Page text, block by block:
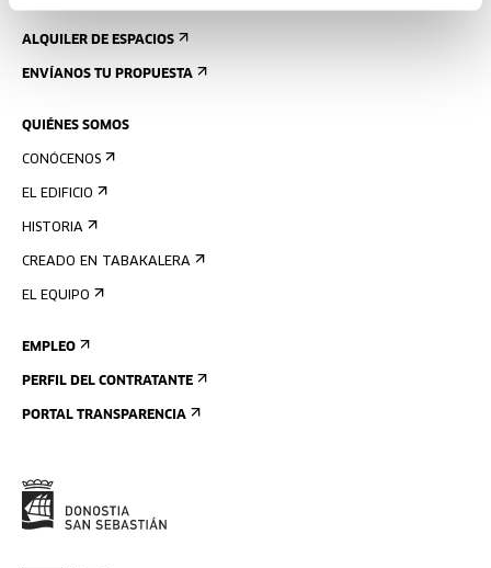
ALQUILER DE ESPACIOS
ENVÍANOS TU PROPUESTA
QUIÉNES SOMOS
CONÓCENOS
EL EDIFICIO
HISTORIA
CREADO EN TABAKALERA
EL EQUIPO
EMPLEO
PERFIL DEL CONTRATANTE
PORTAL TRANSPARENCIA